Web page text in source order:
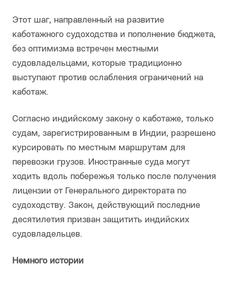
Этот шаг, направленный на развитие
каботажного судоходства и пополнение бюджета,
без оптимизма встречен местными
судовладельцами, которые традиционно
выступают против ослабления ограничений на
каботаж.
Согласно индийскому закону о каботаже, только
судам, зарегистрированным в Индии, разрешено
курсировать по местным маршрутам для
перевозки грузов. Иностранные суда могут
ходить вдоль побережья только после получения
лицензии от Генерального директората по
судоходству. Закон, действующий последние
десятилетия призван защитить индийских
судовладельцев.
Немного истории